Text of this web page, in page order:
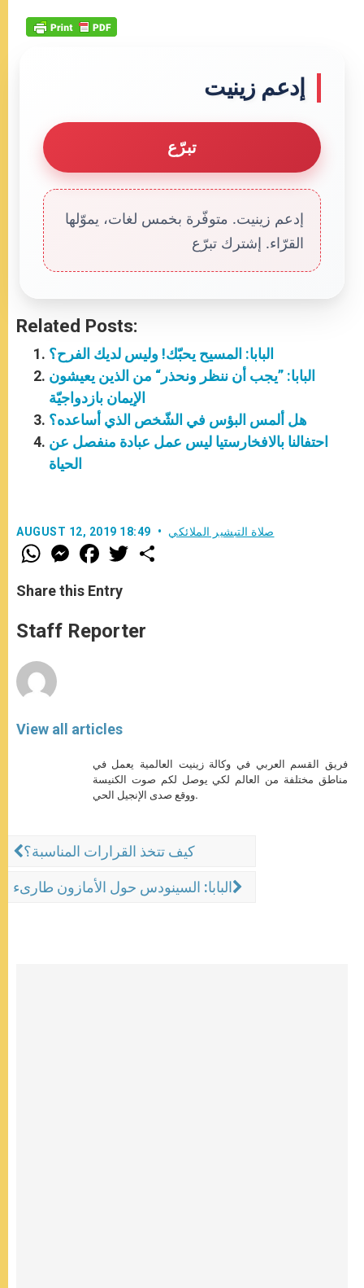
إدعم زينيت
تبرّع
إدعم زينيت. متوفّرة بخمس لغات، يموّلها
القرّاء. إشترك تبرّع
Related Posts:
البابا: المسيح يحبّك! وليس لديك الفرح؟
البابا: ”يجب أن ننظر ونحذر“ من الذين يعيشون
الإيمان بازدواجيّة
هل ألمس البؤس في الشّخص الذي أساعده؟
احتفالنا بالافخارستيا ليس عمل عبادة منفصل عن
الحياة
AUGUST 12, 2019 18:49 صلاة التبشير الملائكي
W
h
t
s
p
p
M
e
s
e
g
e
F
a
e
b
o
k
T
w
r
Share this Entry
Staff Reporter
View all articles
فريق القسم العربي في وكالة زينيت العالمية يعمل في
مناطق مختلفة من العالم لكي يوصل لكم صوت الكنيسة
ووقع صدى الإنجيل الحي.
كيف تتخذ القرارات المناسبة؟
البابا: السينودس حول الأمازون طارىء